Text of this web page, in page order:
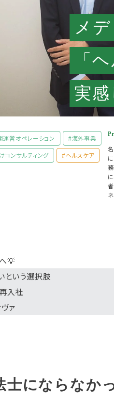
メ
「
実感
営オペレーション #海外事業
コンサルティング #ヘルスケア
💡
という選択肢
入社
ァ
士にならなか